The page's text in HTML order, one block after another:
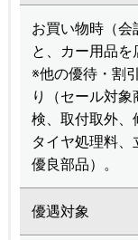
お買い物時（会
と、カー用品を
※他の優待・割
り（セール対
検、取付取外、
タイヤ処理料、
優良部品）。
優遇対象